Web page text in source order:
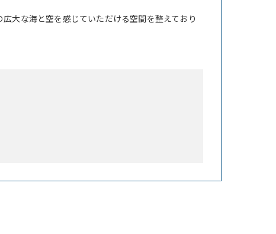
大な海と空を感じていただける空間を整えており